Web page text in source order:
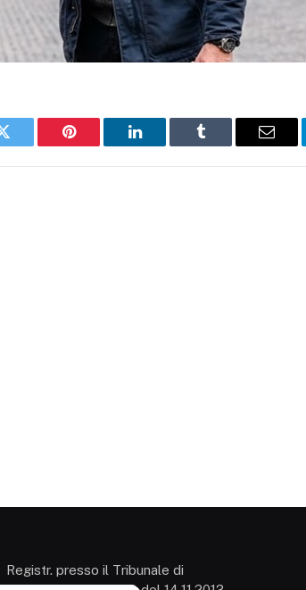
Twitter Pinterest LinkedIn Tumblr Email
Registr. presso il Tribunale di